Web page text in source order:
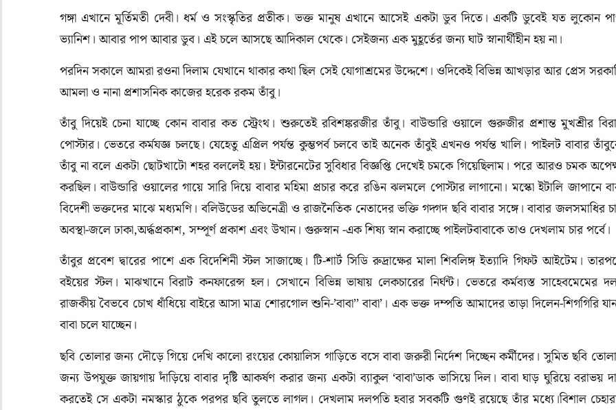
গঙ্গা এখানে মূর্তিমতী দেবী। ধর্ম ও সংস্কৃতির প্রতীক। ভক্ত মানুষ এখানে আসেই একটা ডুব দিতে। একটি ডুবেই যত লুকোন
ভ্যানিশ। আবার পাপ আবার ডুব। এই চলে আসছে আদিকাল থেকে। সেইজন্য এক মুহূর্তের জন্য ঘাট স্নানার্থীহীন হয় না।
পরদিন সকালে আমরা রওনা দিলাম যেখানে থাকার কথা ছিল সেই যোগাশ্রমের উদ্দেশে। ওদিকেই বিভিন্ন আখড়ার আর প্রেস
আমলা ও নানা প্রশাসনিক কাজের হরেক রকম তাঁবু।
তাঁবু দিয়েই চেনা যাচ্ছে কোন বাবার কত স্ট্রেংথ। শুরুতেই রবিশঙ্করজীর তাঁবু। বাউন্ডারি ওয়ালে গুরুজীর প্রশান্ত মুখশ্রীর
পোস্টার। ভেতরে কর্মযজ্ঞ চলছে। যেহেতু এপ্রিল পর্যন্ত কুম্ভপর্ব চলবে তাই অনেক তাঁবুই এখনও পর্যন্ত খালি। পাইলট বাবার
তাঁবু না বলে একটা ছোটখাটো শহর বললেই হয়। ইন্টারনেটের সুবিধার বিজ্ঞপ্তি দেখেই চমকে গিয়েছিলাম। পরে আরও চমক
করছিল। বাউন্ডারি ওয়ালের গায়ে সারি দিয়ে বাবার মহিমা প্রচার করে রঙিন ঝলমলে পোস্টার লাগানো। মস্কো ইটালি জাপানে
বিদেশী ভক্তদের মাঝে মধ্যমণি। বলিউডের অভিনেত্রী ও রাজনৈতিক নেতাদের ভক্তি গদ্গদ ছবি বাবার সঙ্গে। বাবার জলসমাধির
অবস্থা-জলে ঢাকা,অর্দ্ধপ্রকাশ, সম্পূর্ণ প্রকাশ এবং উত্থান। গুরুস্নান -এক শিষ্য স্নান করাচ্ছে পাইলটবাবাকে তাও দেখলাম চার পর্বে।
তাঁবুর প্রবেশ দ্বারের পাশে এক বিদেশিনী স্টল সাজাচ্ছে। টি-শার্ট সিডি রুদ্রাক্ষের মালা শিবলিঙ্গ ইত্যাদি গিফট আইটেম।
বইয়ের স্টল। মাঝখানে বিরাট কনফারেন্স হল। সেখানে বিভিন্ন ভাষায় লেকচারের নির্ঘন্ট। ভেতরে কর্মব্যস্ত সাহেবমেমের
রাজকীয় বৈভবে চোখ ধাঁধিয়ে বাইরে আসা মাত্র শোরগোল শুনি-’বাবা’’ বাবা’। এক ভক্ত দম্পতি আমাদের তাড়া দিলেন-শিগগিরি
বাবা চলে যাচ্ছেন।
ছবি তোলার জন্য দৌড়ে গিয়ে দেখি কালো রংয়ের কোয়ালিস গাড়িতে বসে বাবা জরুরী নির্দেশ দিচ্ছেন কর্মীদের। সুমিত ছবি
জন্য উপযুক্ত জায়গায় দাঁড়িয়ে বাবার দৃষ্টি আকর্ষণ করার জন্য একটা ব্যাকুল ‘বাবা’ডাক ভাসিয়ে দিল। বাবা ঘাড় ঘুরিয়ে বরাভয়
করতেই সে একটা নমস্কার ঠুকে পরপর ছবি তুলতে লাগল। দেখলাম দলপতি হবার সবকটি গুণই রয়েছে তাঁর মধ্যে।বিশাল